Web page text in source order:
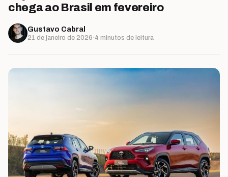
chega ao Brasil em fevereiro
Gustavo Cabral
21 de janeiro de 2026·4 minutos de leitura